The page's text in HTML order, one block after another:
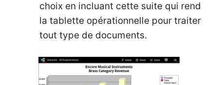
choix en incluant cette suite qui rend
la tablette opérationnelle pour traiter
tout type de documents.